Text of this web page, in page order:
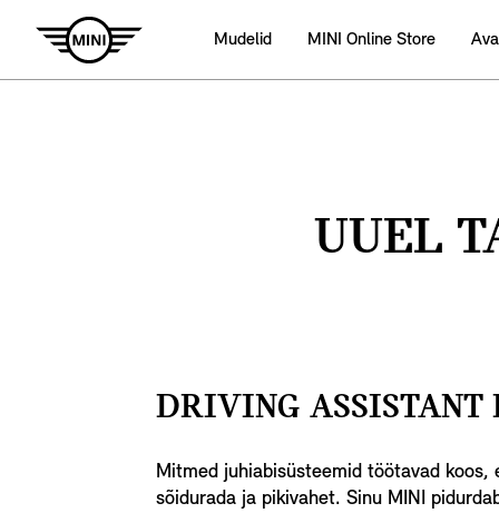
Mudelid MINI Online Store
UUEL
DRIVING ASSISTANT
Mitmed juhiabisüsteemid töötavad koos,
sõidurada ja pikivahet. Sinu MINI